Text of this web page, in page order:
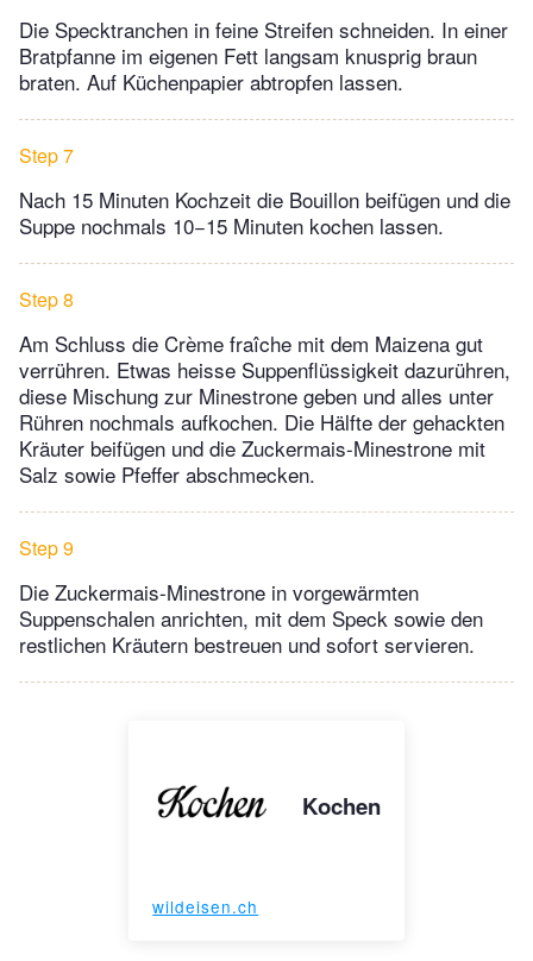
Die Specktranchen in feine Streifen schneiden. In einer
Bratpfanne im eigenen Fett langsam knusprig braun
braten. Auf Küchenpapier abtropfen lassen.
Step 7
Nach 15 Minuten Kochzeit die Bouillon beifügen und die
Suppe nochmals 10−15 Minuten kochen lassen.
Step 8
Am Schluss die Crème fraîche mit dem Maizena gut
verrühren. Etwas heisse Suppenflüssigkeit dazurühren,
diese Mischung zur Minestrone geben und alles unter
Rühren nochmals aufkochen. Die Hälfte der gehackten
Kräuter beifügen und die Zuckermais-Minestrone mit
Salz sowie Pfeffer abschmecken.
Step 9
Die Zuckermais-Minestrone in vorgewärmten
Suppenschalen anrichten, mit dem Speck sowie den
restlichen Kräutern bestreuen und sofort servieren.
Kochen
wildeisen.ch